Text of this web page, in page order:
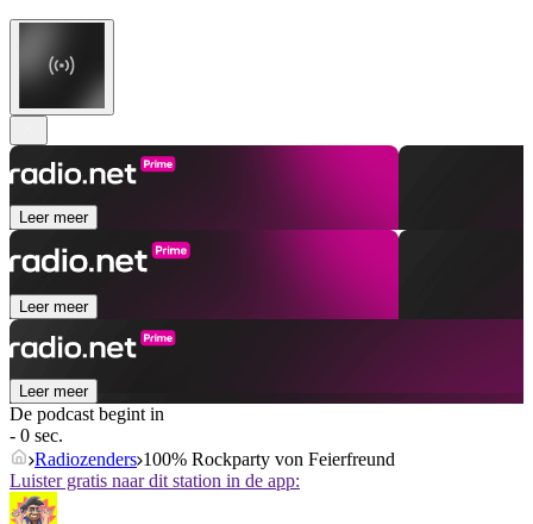
Leer meer
Leer meer
Leer meer
De podcast begint in
- 0 sec.
Radiozenders 100% Rockparty von Feierfreund
Luister gratis naar dit station in de app: